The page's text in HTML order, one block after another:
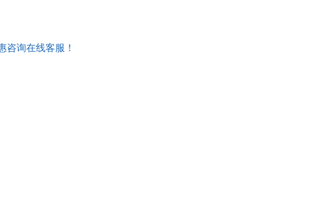
经济、文化等方面
咨询在线客服！